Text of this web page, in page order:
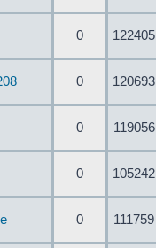
0 122405
0 120693
0 119056
0 105242
0 111759